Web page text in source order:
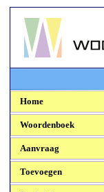
Woordenboek.NU
Home
Woordenboek
Aanvraag
Toevoegen